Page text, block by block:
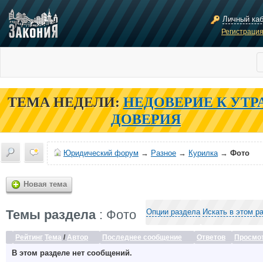
Личный
ТЕМА НЕДЕЛИ: НЕДОВЕРИЕ К
ДОВЕРИЯ
Юридический форум → Разное → Курилка→ Фото
Новая тема
Темы раздела: Фото Опции раздела Искать в этом
Рейтинг Тема / Автор Последнее сообщение Ответов
В этом разделе нет сообщений.